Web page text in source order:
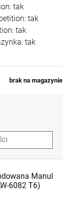
tak
tak
tak
tak
brak na magazynie
Manul
6082 T6)